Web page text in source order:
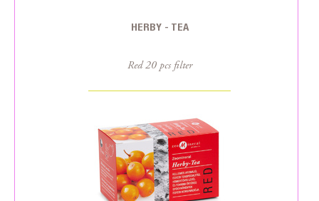
HERBY - TEA
Red 20 pcs filter